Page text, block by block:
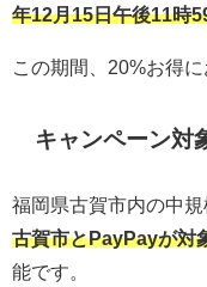
年12月15日午後11時
この期間、20%お得
キャンペーン対
福岡県古賀市内の中
古賀市とPayPayが対
能です。